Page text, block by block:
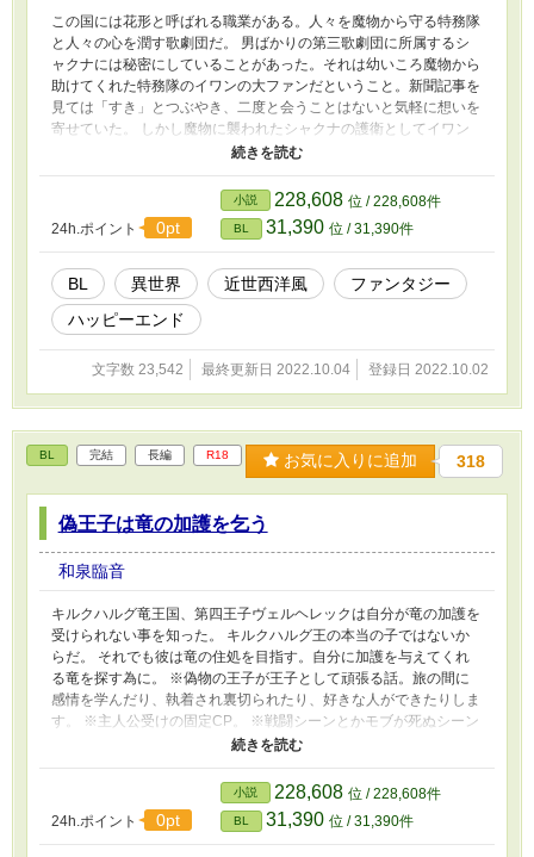
この国には花形と呼ばれる職業がある。人々を魔物から守る特務隊
と人々の心を潤す歌劇団だ。 男ばかりの第三歌劇団に所属するシ
ャクナには秘密にしていることがあった。それは幼いころ魔物から
助けてくれた特務隊のイワンの大ファンだということ。新聞記事を
見ては「すき」とつぶやき、二度と会うことはないと気軽に想いを
寄せていた。 しかし魔物に襲われたシャクナの護衛としてイワン
がつくことになり、実物のイワンが目の前に現れてしまうのだっ
ったり出てきたりする表現や、戦闘したりしてるので苦手な方はご
注意ください。 他サイトにも投稿しています。
24h.ポイント
0pt
小説 228,608 位 / 228,608件
BL 31,390 位 / 31,390件
BL 異世界 近世西洋風
ファンタジー
ハッピーエンド
文字数 23,542 最終更新日 2022.10.04 登録日 2022.10.02
BL 完結 長編 R18 お気に入りに追加 318
偽王子は竜の加護を乞う
和泉臨音
キルクハルグ竜王国、第四王子ヴェルヘレックは自分が竜の加護を
受けられない事を知った。 キルクハルグ王の本当の子ではないか
らだ。 それでも彼は竜の住処を目指す。自分に加護を与えてくれ
る竜を探す為に。 ※偽物の王子が王子として頑張る話。旅の間に
感情を学んだり、執着され裏切られたり、好きな人ができたりしま
す。 ※主人公受けの固定CP。 ※戦闘シーンとかモブが死ぬシーン
とか無理やり襲われる（未遂）シーンとかありますので苦手な方は
24h.ポイント 0pt
小説 228,608 位 / 228,608件
BL 31,390 位 / 31,390件